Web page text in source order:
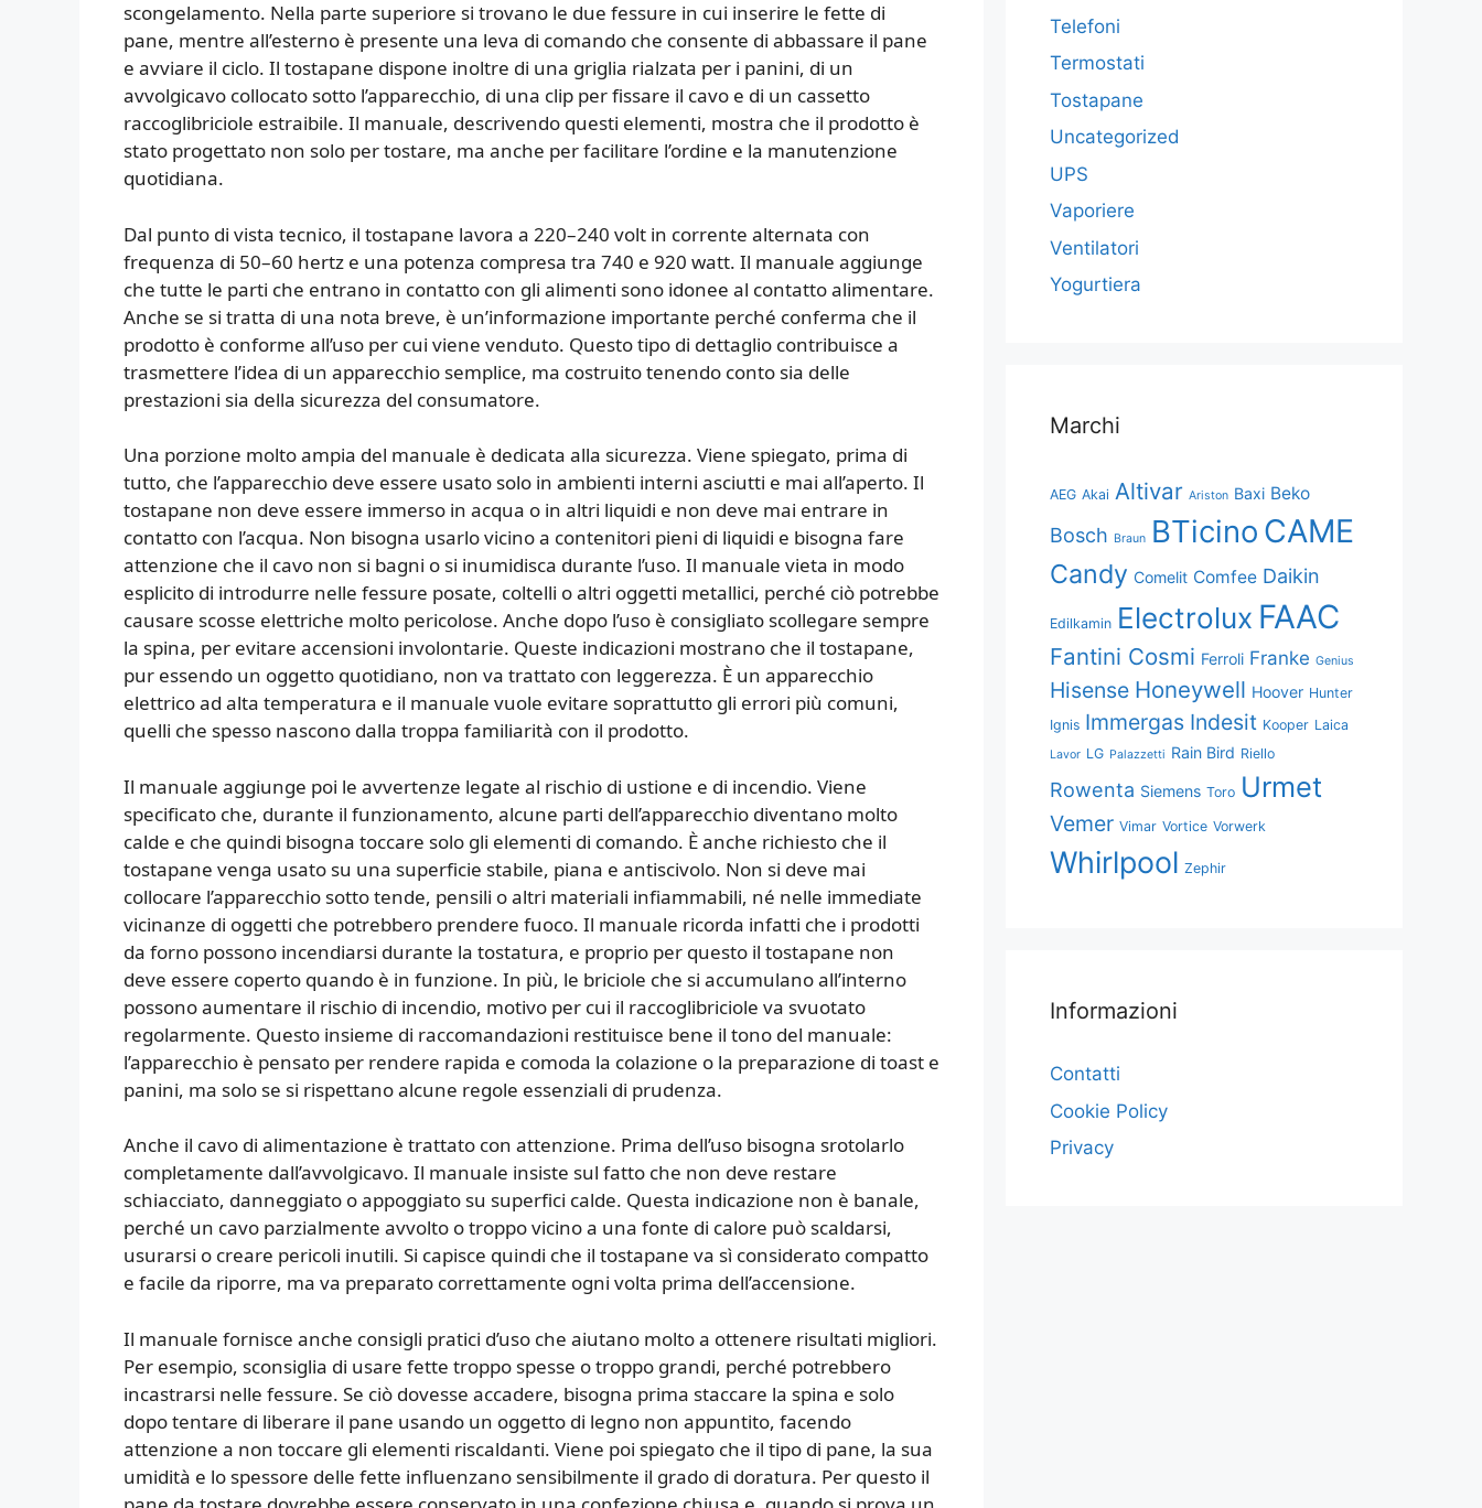
scongelamento. Nella parte superiore si trovano le due fessure in cui inserire le fette di
pane, mentre all’esterno è presente una leva di comando che consente di abbassare il pane
e avviare il ciclo. Il tostapane dispone inoltre di una griglia rialzata per i panini, di un
avvolgicavo collocato sotto l’apparecchio, di una clip per fissare il cavo e di un cassetto
raccoglibriciole estraibile. Il manuale, descrivendo questi elementi, mostra che il prodotto è
stato progettato non solo per tostare, ma anche per facilitare l’ordine e la manutenzione
quotidiana.
Dal punto di vista tecnico, il tostapane lavora a 220–240 volt in corrente alternata con
frequenza di 50–60 hertz e una potenza compresa tra 740 e 920 watt. Il manuale aggiunge
che tutte le parti che entrano in contatto con gli alimenti sono idonee al contatto alimentare.
Anche se si tratta di una nota breve, è un’informazione importante perché conferma che il
prodotto è conforme all’uso per cui viene venduto. Questo tipo di dettaglio contribuisce a
trasmettere l’idea di un apparecchio semplice, ma costruito tenendo conto sia delle
prestazioni sia della sicurezza del consumatore.
Una porzione molto ampia del manuale è dedicata alla sicurezza. Viene spiegato, prima di
tutto, che l’apparecchio deve essere usato solo in ambienti interni asciutti e mai all’aperto. Il
tostapane non deve essere immerso in acqua o in altri liquidi e non deve mai entrare in
contatto con l’acqua. Non bisogna usarlo vicino a contenitori pieni di liquidi e bisogna fare
attenzione che il cavo non si bagni o si inumidisca durante l’uso. Il manuale vieta in modo
esplicito di introdurre nelle fessure posate, coltelli o altri oggetti metallici, perché ciò potrebbe
causare scosse elettriche molto pericolose. Anche dopo l’uso è consigliato scollegare sempre
la spina, per evitare accensioni involontarie. Queste indicazioni mostrano che il tostapane,
pur essendo un oggetto quotidiano, non va trattato con leggerezza. È un apparecchio
elettrico ad alta temperatura e il manuale vuole evitare soprattutto gli errori più comuni,
quelli che spesso nascono dalla troppa familiarità con il prodotto.
Il manuale aggiunge poi le avvertenze legate al rischio di ustione e di incendio. Viene
specificato che, durante il funzionamento, alcune parti dell’apparecchio diventano molto
calde e che quindi bisogna toccare solo gli elementi di comando. È anche richiesto che il
tostapane venga usato su una superficie stabile, piana e antiscivolo. Non si deve mai
collocare l’apparecchio sotto tende, pensili o altri materiali infiammabili, né nelle immediate
vicinanze di oggetti che potrebbero prendere fuoco. Il manuale ricorda infatti che i prodotti
da forno possono incendiarsi durante la tostatura, e proprio per questo il tostapane non
deve essere coperto quando è in funzione. In più, le briciole che si accumulano all’interno
possono aumentare il rischio di incendio, motivo per cui il raccoglibriciole va svuotato
regolarmente. Questo insieme di raccomandazioni restituisce bene il tono del manuale:
l’apparecchio è pensato per rendere rapida e comoda la colazione o la preparazione di toast e
panini, ma solo se si rispettano alcune regole essenziali di prudenza.
Anche il cavo di alimentazione è trattato con attenzione. Prima dell’uso bisogna srotolarlo
completamente dall’avvolgicavo. Il manuale insiste sul fatto che non deve restare
schiacciato, danneggiato o appoggiato su superfici calde. Questa indicazione non è banale,
perché un cavo parzialmente avvolto o troppo vicino a una fonte di calore può scaldarsi,
usurarsi o creare pericoli inutili. Si capisce quindi che il tostapane va sì considerato compatto
e facile da riporre, ma va preparato correttamente ogni volta prima dell’accensione.
Il manuale fornisce anche consigli pratici d’uso che aiutano molto a ottenere risultati migliori.
Per esempio, sconsiglia di usare fette troppo spesse o troppo grandi, perché potrebbero
incastrarsi nelle fessure. Se ciò dovesse accadere, bisogna prima staccare la spina e solo
dopo tentare di liberare il pane usando un oggetto di legno non appuntito, facendo
attenzione a non toccare gli elementi riscaldanti. Viene poi spiegato che il tipo di pane, la sua
umidità e lo spessore delle fette influenzano sensibilmente il grado di doratura. Per questo il
Telefoni
Termostati
Tostapane
Uncategorized
UPS
Vaporiere
Ventilatori
Yogurtiera
Marchi
AEG Akai Altivar Ariston Baxi Beko
Bosch Braun BTicino CAME
Candy Comelit Comfee Daikin
Edilkamin Electrolux FAAC
Fantini Cosmi Ferroli Franke Genius
Hisense Honeywell Hoover Hunter
Ignis Immergas Indesit Kooper Laica
Lavor LG Palazzetti Rain Bird Riello
Rowenta Siemens Toro Urmet
Vemer Vimar Vortice Vorwerk
Whirlpool Zephir
Informazioni
Contatti
Cookie Policy
Privacy